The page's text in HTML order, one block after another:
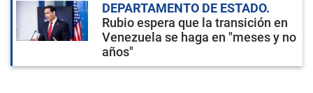
DEPARTAMENTO DE ESTADO
Rubio espera que la transición en
Venezuela se haga en "meses y no
años"